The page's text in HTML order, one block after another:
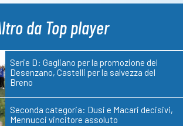
da Top player
Serie D: Gagliano per la promozione del
Desenzano, Castelli per la salvezza del
Breno
Seconda categoria: Dusi e Macari decisivi,
Mennucci vincitore assoluto